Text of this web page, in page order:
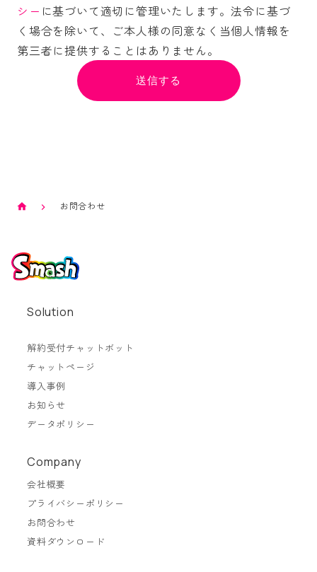
シー に基づいて適切に管理いたします。法令に基づ
く場合を除いて、ご本人様の同意なく当個人情報を
第三者に提供することはありません。
お問合わせ
Solution
解約受付チャットボット
チャットページ
導入事例
お知らせ
データポリシー
Company
会社概要
プライバシーポリシー
お問合わせ
資料ダウンロード